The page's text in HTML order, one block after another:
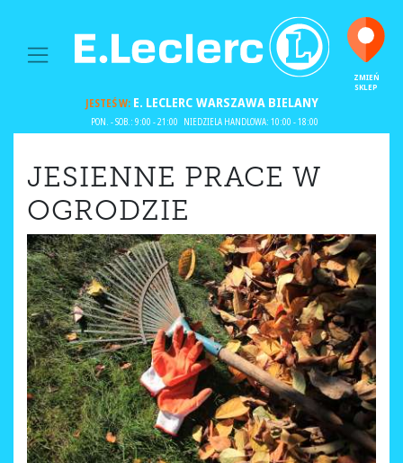
MAIN NAVIGATION
ZMIEŃ
SKLEP
JESTEŚ W:E. LECLERC WARSZAWA BIELANY
PON. - SOB.: 9:00 - 21:00 NIEDZIELA HANDLOWA: 10:00 - 18:00
JESIENNE PRACE W
OGRODZIE